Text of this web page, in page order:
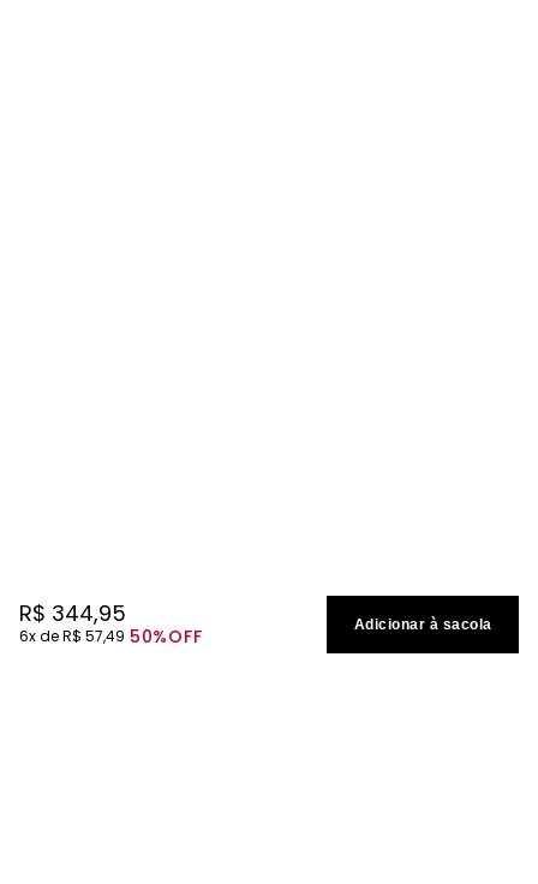
R$ 344,95
6 R$ 57,49 50%OFF Adicionar à sacola